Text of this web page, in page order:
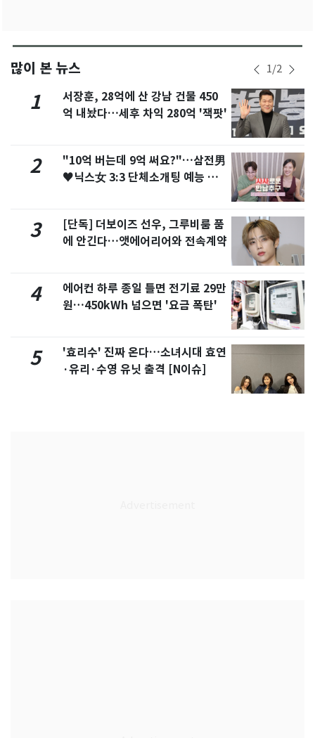
많이 본 뉴스 1/2
1
서장훈, 28억에 산 강남 건물 450
억 내놨다…세후 차익 280억 '잭팟'
2
"10억 버는데 9억 써요?"…삼전男
♥닉스女 3:3 단체소개팅 예능 화
3
[단독] 더보이즈 선우, 그루비룸 품
에 안긴다…앳에어리어와 전속계약
4
에어컨 하루 종일 틀면 전기료 29만
원…450kWh 넘으면 '요금 폭탄'
5
'효리수' 진짜 온다…소녀시대 효연
·유리·수영 유닛 출격 [N이슈]